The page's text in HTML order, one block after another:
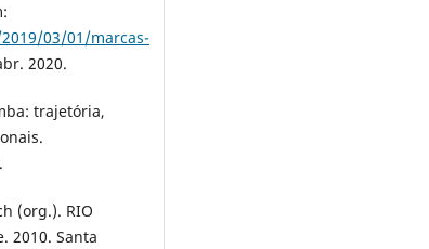
03/01/marcas-
2020.
trajetória,
(org.). RIO
2010. Santa